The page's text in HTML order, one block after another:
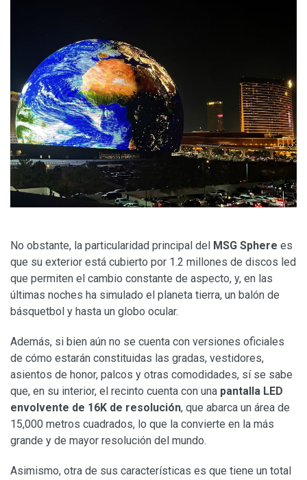
No obstante, la particularidad principal del MSG Sphere es
que su exterior está cubierto por 1.2 millones de discos led
que permiten el cambio constante de aspecto, y, en las
últimas noches ha simulado el planeta tierra, un balón de
básquetbol y hasta un globo ocular.
Además, si bien aún no se cuenta con versiones oficiales
de cómo estarán constituidas las gradas, vestidores,
asientos de honor, palcos y otras comodidades, sí se sabe
que, en su interior, el recinto cuenta con una pantalla LED
envolvente de 16K de resolución, que abarca un área de
15,000 metros cuadrados, lo que la convierte en la más
grande y de mayor resolución del mundo.
Asimismo, otra de sus características es que tiene un total